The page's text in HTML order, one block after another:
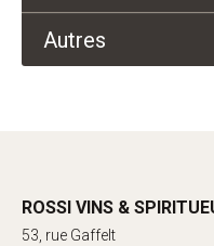
Autres
ROSSI VINS &
53, rue Gaffelt